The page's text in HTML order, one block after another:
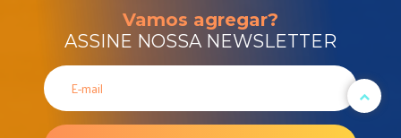
Vamos agregar?
ASSINE NOSSA NEWSLETTER